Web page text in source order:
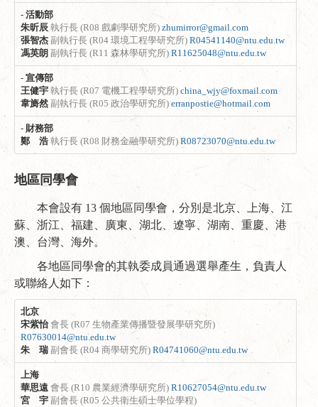
- 活動部
朱昕辰 執行長 (R08 戲劇學研究所) zhumirror@gmail.com
張智杰 副執行長 (R04 環境工程學研究所) R04541140@ntu.edu.tw
馮英朗 副執行長 (R11 森林學研究所) R11625048@ntu.edu.tw
- 宣傳部
王健宇 執行長 (R07 電機工程學研究所) china_wjy@foxmail.com
韋旖然 副執行長 (R05 政治學研究所) erranpostie@hotmail.com
- 財務部
鄭 浩 執行長 (R08 財務金融學研究所) R08723070@ntu.edu.tw
地區同學會
本會設有 13 個地區同學會，分別是北京、上海、江
蘇、浙江、福建、廣東、湖北、遼寧、湖南、重慶、港
澳、台灣、海外。
各地區同學會的其執委成員通過選舉產生，負責人
或聯絡人如下：
北京
宋紫怡 會長 (R07 生物產業傳播暨發展學研究所)
R07630014@ntu.edu.tw
朱 瑞 副會長 (R04 商學研究所) R04741060@ntu.edu.tw
上海
華思遠 會長 (R10 農業經濟學研究所) R10627054@ntu.edu.tw
宮 宇 副會長 (R05 公共衛生碩士學位學程)